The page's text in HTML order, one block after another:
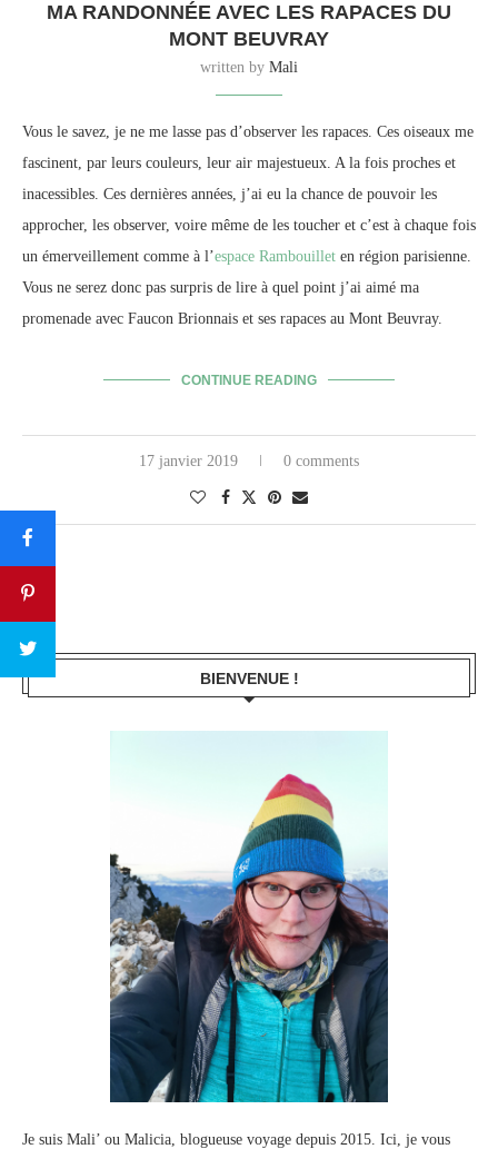
MA RANDONNÉE AVEC LES RAPACES DU
MONT BEUVRAY
written by Mali
Vous le savez, je ne me lasse pas d’observer les rapaces. Ces oiseaux me
fascinent, par leurs couleurs, leur air majestueux. A la fois proches et
inacessibles. Ces dernières années, j’ai eu la chance de pouvoir les
approcher, les observer, voire même de les toucher et c’est à chaque fois
un émerveillement comme à l’espace Rambouillet en région parisienne.
Vous ne serez donc pas surpris de lire à quel point j’ai aimé ma
promenade avec Faucon Brionnais et ses rapaces au Mont Beuvray.
CONTINUE READING
17 janvier 2019 0 comments
BIENVENUE !
Je suis Mali’ ou Malicia, blogueuse voyage depuis 2015. Ici, je vous